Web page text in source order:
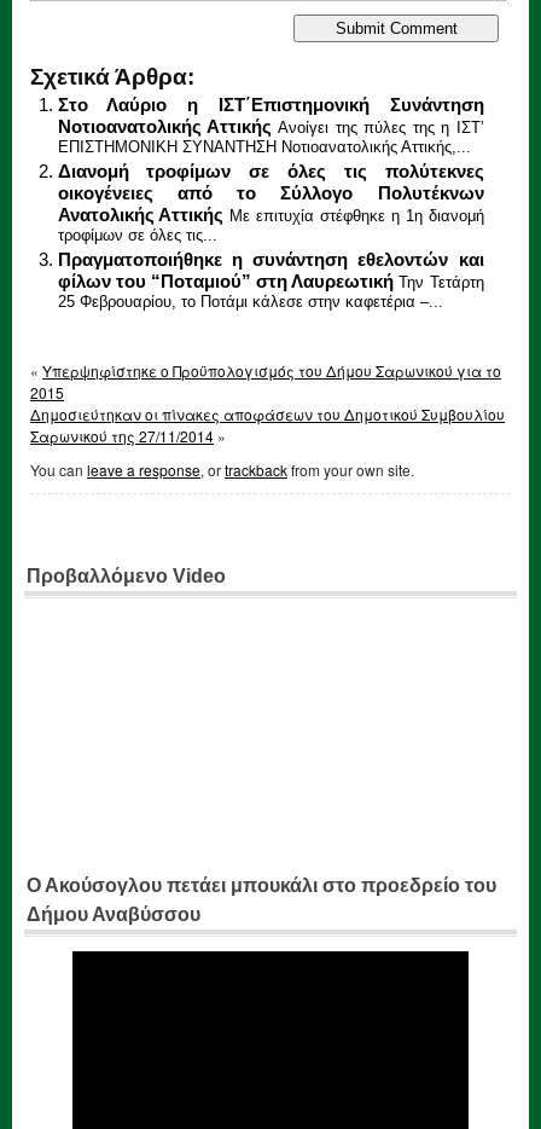
Σχετικά Άρθρα:
Στο Λαύριο η ΙΣΤ΄Επιστημονική Συνάντηση
Νοτιοανατολικής Αττικής Ανοίγει της πύλες της η ΙΣΤ’
ΕΠΙΣΤΗΜΟΝΙΚΗ ΣΥΝΑΝΤΗΣΗ Νοτιοανατολικής Αττικής,...
Διανομή τροφίμων σε όλες τις πολύτεκνες
οικογένειες από το Σύλλογο Πολυτέκνων
Ανατολικής Αττικής Με επιτυχία στέφθηκε η 1η διανομή
τροφίμων σε όλες τις...
Πραγματοποιήθηκε η συνάντηση εθελοντών και
φίλων του “Ποταμιού” στη Λαυρεωτική
Την Τετάρτη
25 Φεβρουαρίου, το Ποτάμι κάλεσε στην καφετέρια –...
« Υπερψηφίστηκε ο Προϋπολογισμός του Δήμου Σαρωνικού για το
2015
Δημοσιεύτηκαν οι πίνακες αποφάσεων του Δημοτικού Συμβουλίου
Σαρωνικού της 27/11/2014 »
You can leave a response, ortrackbackfrom your own site.
Προβαλλόμενο Video
Ο Ακούσογλου πετάει μπουκάλι στο προεδρείο του
Δήμου Αναβύσσου